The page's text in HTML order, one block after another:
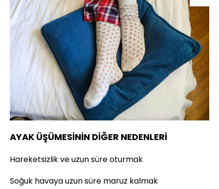
AYAK ÜŞÜMESİNİN DİĞER NEDENLERİ
Hareketsizlik ve uzun süre oturmak
Soğuk havaya uzun süre maruz kalmak